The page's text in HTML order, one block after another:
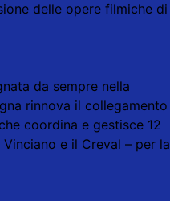
delle opere filmiche di
da sempre nella
rinnova il collegamento
coordina e gestisce 12
e il Creval – per la